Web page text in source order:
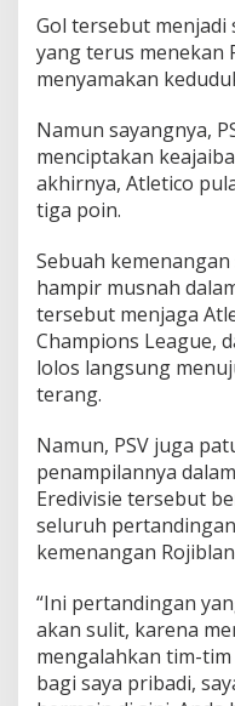
Gol tersebut menjadi
yang terus menekan
menyamakan
Namun sayangnya,
menciptakan
akhirnya, Atletico
tiga poin.
Sebuah
hampir musnah
tersebut menjaga
Champions League,
lolos langsung
terang.
Namun, PSV juga
penampilannya
Eredivisie tersebut
seluruh
kemenangan
“Ini pertandingan
akan sulit, karena
mengalahkan tim-tim
bagi saya pribadi,